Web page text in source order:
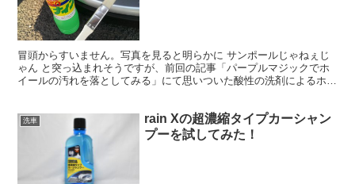
冒頭からすいません。写真を見ると明らかに サンポールじゃねぇじ
ゃん と突っ込まれそうですが、前回の記事「パープルマジックでホ
イールの汚れを落としてみる」にて思いついた酸性の洗剤によるホー
洗車
rain Xの超濃縮タイプカーシャン
プーを試してみた！